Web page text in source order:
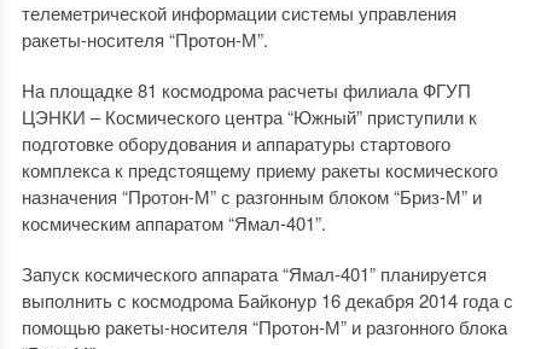
телеметрической информации системы управления
ракеты-носителя “Протон-М”.
На площадке 81 космодрома расчеты филиала ФГУП
ЦЭНКИ – Космического центра “Южный” приступили к
подготовке оборудования и аппаратуры стартового
комплекса к предстоящему приему ракеты космического
назначения “Протон-М” с разгонным блоком “Бриз-М” и
космическим аппаратом “Ямал-401”.
Запуск космического аппарата “Ямал-401” планируется
выполнить с космодрома Байконур 16 декабря 2014 года с
помощью ракеты-носителя “Протон-М” и разгонного блока